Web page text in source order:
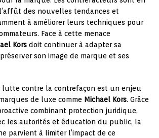
des nouvelles tendances et
à améliorer leurs techniques pour
Face à cette menace
Kors doit continuer à adapter sa
son image de marque et ses
lutte contre la contrefaçon est un enjeu
de luxe comme Michael Kors. Grâce
combinant protection juridique,
les autorités et éducation du public, la
parvient à limiter l’impact de ce